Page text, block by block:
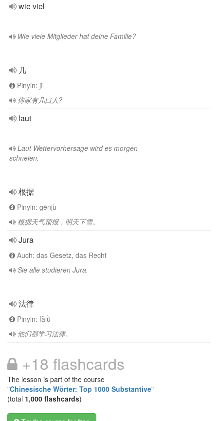
wie viel
Wie viele Mitglieder hat deine Familie?
几
Pinyin: jǐ
你家有几口人?
laut
Laut Wettervorhersage wird es morgen
schneien.
根据
Pinyin: gēnjù
根据天气预报，明天下雪。
Jura
Auch: das Gesetz, das Recht
Sie alle studieren Jura.
法律
Pinyin: fǎlǜ
他们都学习法律。
+18 flashcards
The lesson is part of the course
"Chinesische Wörter: Top 1000 Substantive"
(total 1,000 flashcards)